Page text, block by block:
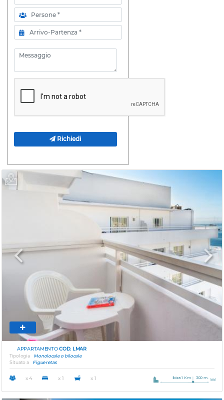
Persone
Arrivo-Partenza
Messaggio
Richiedi
Previous Next
APPARTAMENTOCOD. LMAR
Tipologia
Monolocale o bilocale
Situato a
Figueretas
x 4 x 1 x 1 Ibiza 1 Km 300 m.